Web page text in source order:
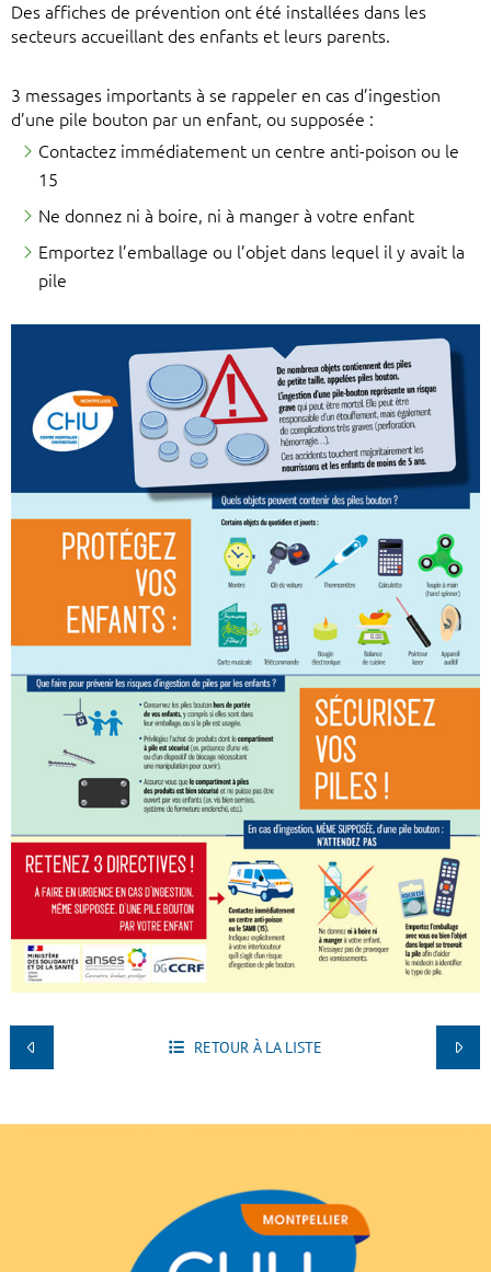
Des affiches de prévention ont été installées dans les
secteurs accueillant des enfants et leurs parents.
3 messages importants à se rappeler en cas d’ingestion
d’une pile bouton par un enfant, ou supposée :
Contactez immédiatement un centre anti-poison ou le
15
Ne donnez ni à boire, ni à manger à votre enfant
Emportez l’emballage ou l’objet dans lequel il y avait la
pile
RETOUR À LA LISTE